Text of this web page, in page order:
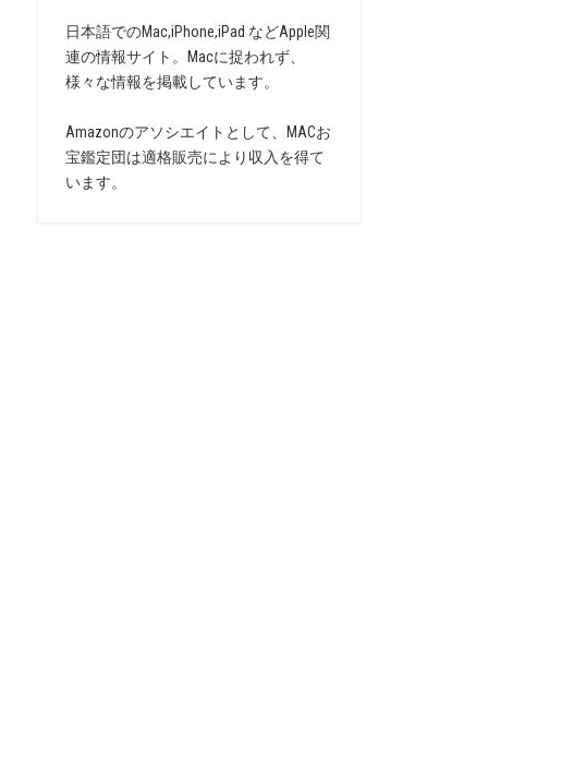
日本語でのMac,iPhone,iPad などApple関
連の情報サイト。Macに捉われず、
様々な情報を掲載しています。
Amazonのアソシエイトとして、MACお
宝鑑定団は適格販売により収入を得て
います。